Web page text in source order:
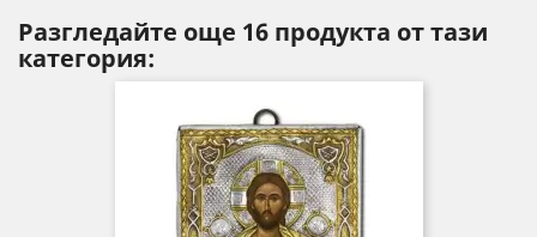
Разгледайте още 16 продукта от тази
категория: